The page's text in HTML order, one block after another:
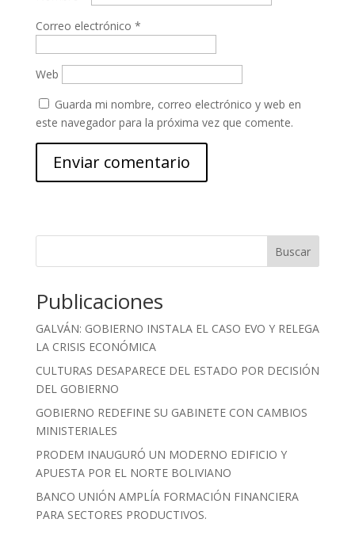
Correo electrónico *
Web
Guarda mi nombre, correo electrónico y web en
este navegador para la próxima vez que comente.
Buscar
Publicaciones
GALVÁN: GOBIERNO INSTALA EL CASO EVO Y RELEGA
LA CRISIS ECONÓMICA
CULTURAS DESAPARECE DEL ESTADO POR DECISIÓN
DEL GOBIERNO
GOBIERNO REDEFINE SU GABINETE CON CAMBIOS
MINISTERIALES
PRODEM INAUGURÓ UN MODERNO EDIFICIO Y
APUESTA POR EL NORTE BOLIVIANO
BANCO UNIÓN AMPLÍA FORMACIÓN FINANCIERA
PARA SECTORES PRODUCTIVOS.